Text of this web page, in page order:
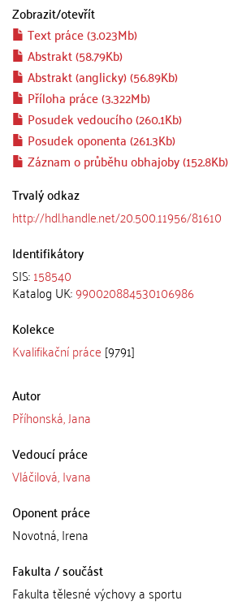
Zobrazit/otevřít
Text práce (3.023Mb)
Abstrakt (58.79Kb)
Abstrakt (anglicky) (56.89Kb)
Příloha práce (3.322Mb)
Posudek vedoucího (260.1Kb)
Posudek oponenta (261.3Kb)
Záznam o průběhu obhajoby (152.8Kb)
Trvalý odkaz
http://hdl.handle.net/20.500.11956/81610
Identifikátory
SIS:158540
Katalog UK:990020884530106986
Kolekce
Kvalifikační práce [9791]
Autor
Příhonská, Jana
Vedoucí práce
Vláčilová, Ivana
Oponent práce
Novotná, Irena
Fakulta / součást
Fakulta tělesné výchovy a sportu